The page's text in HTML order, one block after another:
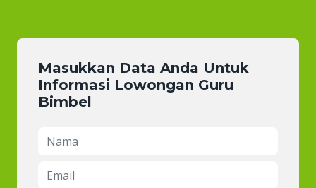
Masukkan Data Anda Untuk
Informasi Lowongan Guru
Bimbel